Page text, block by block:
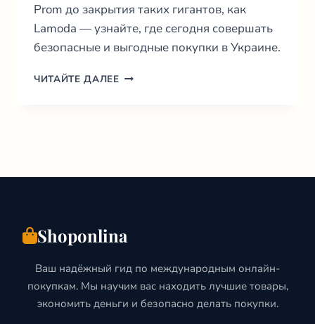
Prom до закрытия таких гигантов, как
Lamoda — узнайте, где сегодня совершать
безопасные и выгодные покупки в Украине.
ЧИТАЙТЕ ДАЛЕЕ6
2026
Shoponlina
Ваш надёжный гид по международным онлайн-
покупкам. Мы научим вас находить лучшие товары,
экономить деньги и безопасно делать покупки.